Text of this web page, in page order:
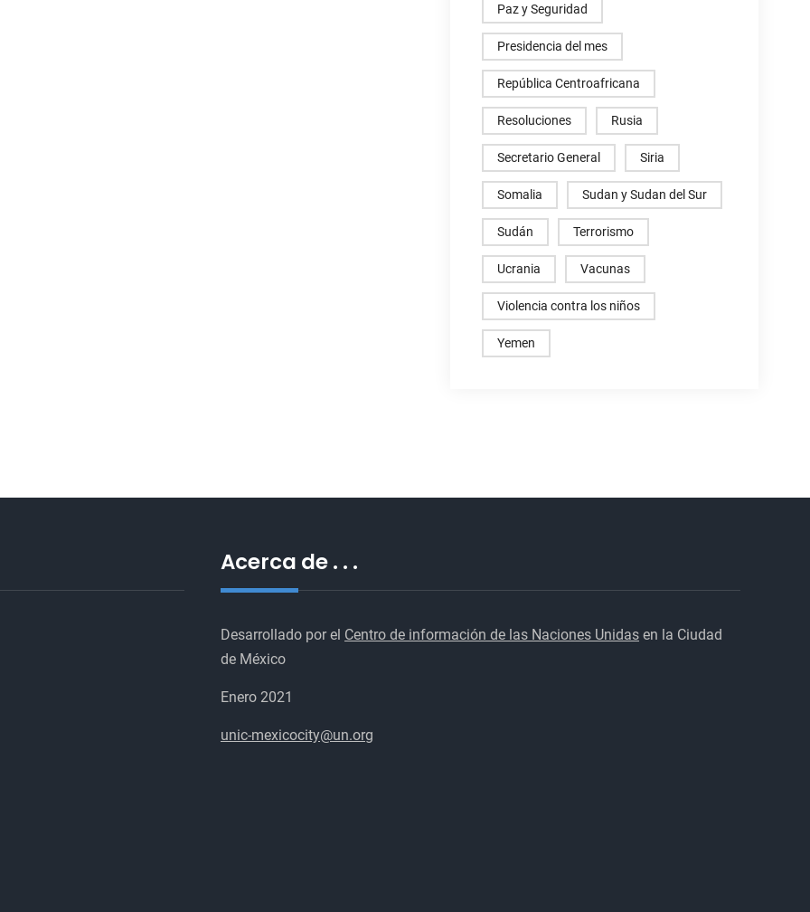
Paz y Seguridad
Presidencia del mes
República Centroafricana
Resoluciones Rusia
Secretario General Siria
Somalia Sudan y Sudan del Sur
Sudán Terrorismo
Ucrania Vacunas
Violencia contra los niños
Yemen
Acerca de . . .
Desarrollado por el Centro de información de las Naciones Unidas en la Ciudad
de México
Enero 2021
unic-mexicocity@un.org